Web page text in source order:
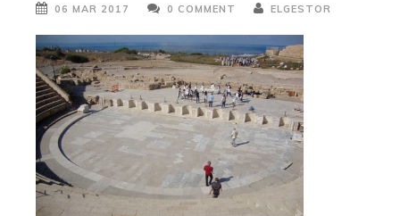
06 MAR 2017 0 COMMENT ELGESTOR